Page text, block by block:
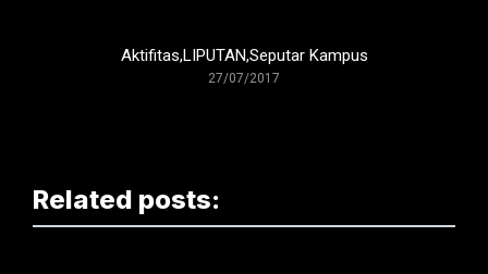
Aktifitas,LIPUTAN,Seputar Kampus
27/07/2017
Related posts: